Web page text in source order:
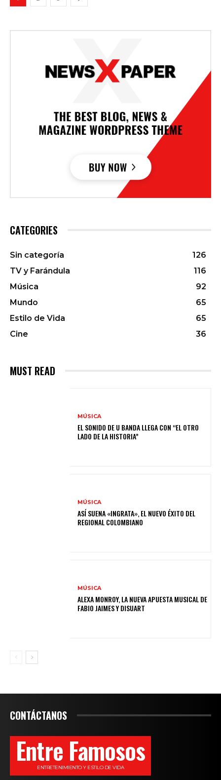
CATEGORIES
Sin categoría
126
TV y Farándula
116
Música
92
Mundo
65
Estilo de Vida
65
Cine
36
MUST READ
MÚSICA
EL SONIDO DE U BANDA LLEGA CON “EL OTRO
LADO DE LA HISTORIA”
MÚSICA
ASÍ SUENA «INGRATA», EL NUEVO ÉXITO DEL
REGIONAL COLOMBIANO
MÚSICA
ALEXA MONROY, LA NUEVA APUESTA MUSICAL DE
FABIO JAIMES Y DISUART
CONTÁCTANOS
Entre Famosos
ENTRETENIMIENTO Y ESTILO DE VIDA